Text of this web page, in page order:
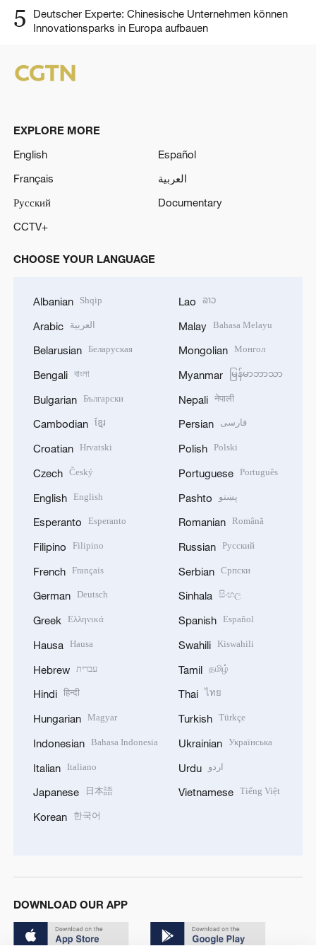
5
Deutscher Experte: Chinesische Unternehmen können
Innovationsparks in Europa aufbauen
EXPLORE MORE
English
Español
Français
العربية
Русский
Documentary
CCTV+
CHOOSE YOUR LANGUAGE
Albanian Shqip
Arabic العربية
Belarusian Беларуская
Bengali বাংলা
Bulgarian Български
Cambodian ខ្មែរ
Croatian Hrvatski
Czech Český
English English
Esperanto Esperanto
Filipino Filipino
French Français
German Deutsch
Greek Ελληνικά
Hausa Hausa
Hebrew עברית
Hindi हिन्दी
Hungarian Magyar
Indonesian Bahasa Indonesia
Italian Italiano
Japanese 日本語
Korean 한국어
Lao ລາວ
Malay Bahasa Melayu
Mongolian Монгол
Myanmar မြန်မာဘာသာ
Nepali नेपाली
Persian فارسی
Polish Polski
Portuguese Português
Pashto پښتو
Romanian Română
Russian Русский
Serbian Српски
Sinhala සිංහල
Spanish Español
Swahili Kiswahili
Tamil தமிழ்
Thai ไทย
Turkish Türkçe
Ukrainian Українська
Urdu اردو
Vietnamese Tiếng Việt
DOWNLOAD OUR APP